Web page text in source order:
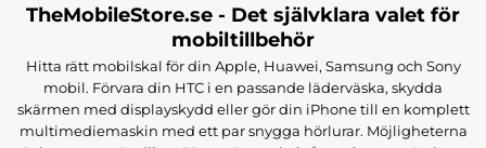
TheMobileStore.se - Det självklara valet för
mobiltillbehör
Hitta rätt mobilskal för din Apple, Huawei, Samsung och Sony
mobil. Förvara din HTC i en passande läderväska, skydda
skärmen med displayskydd eller gör din iPhone till en komplett
multimediemaskin med ett par snygga hörlurar. Möjligheterna